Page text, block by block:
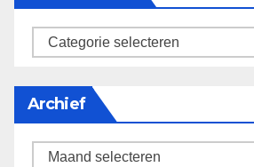
categorieën
Archief
Archief